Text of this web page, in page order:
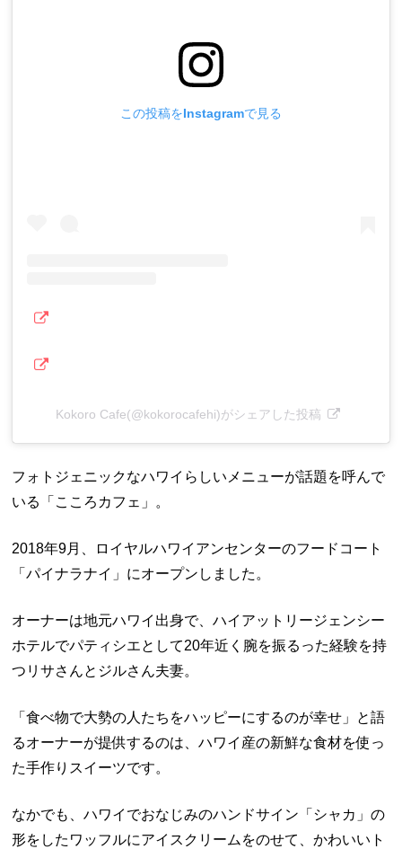
この投稿をInstagramで見る
Kokoro Cafe(@kokorocafehi)がシェアした投稿
フォトジェニックなハワイらしいメニューが話題を呼んで
いる「こころカフェ」。
2018年9月、ロイヤルハワイアンセンターのフードコート
「パイナラナイ」にオープンしました。
オーナーは地元ハワイ出身で、ハイアットリージェンシー
ホテルでパティシエとして20年近く腕を振るった経験を持
つリサさんとジルさん夫妻。
「食べ物で大勢の人たちをハッピーにするのが幸せ」と語
るオーナーが提供するのは、ハワイ産の新鮮な食材を使っ
た手作りスイーツです。
なかでも、ハワイでおなじみのハンドサイン「シャカ」の
形をしたワッフルにアイスクリームをのせて、かわいいト